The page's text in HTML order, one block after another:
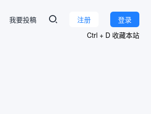
登录
注册
我要投稿
Ctrl + D 收藏本站